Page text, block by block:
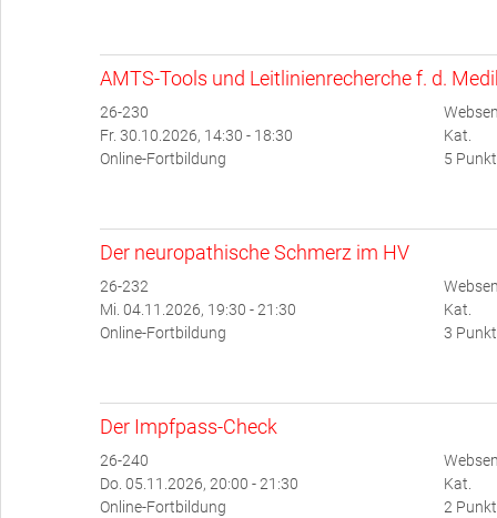
AMTS-Tools und Leitlinienrecherche f. d.
26-230
Fr. 30.10.2026, 14:30 - 18:30
Online-Fortbildung
Kat.
5
Der neuropathische Schmerz im HV
26-232
Mi. 04.11.2026, 19:30 - 21:30
Online-Fortbildung
Kat.
3
Der Impfpass-Check
26-240
Do. 05.11.2026, 20:00 - 21:30
Online-Fortbildung
Kat.
2